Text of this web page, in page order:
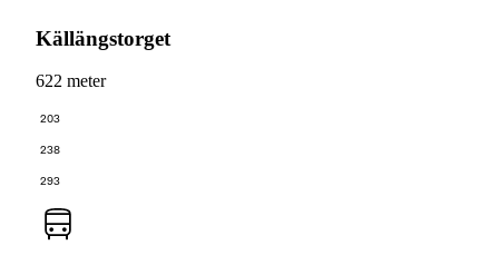
Källängstorget
622 meter
203
238
293